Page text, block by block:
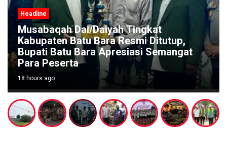
Headline
Musabaqah Dai/Daiyah Tingkat
Kabupaten Batu Bara Resmi Ditutup,
Bupati Batu Bara Apresiasi Semangat
Para Peserta
18 hours ago